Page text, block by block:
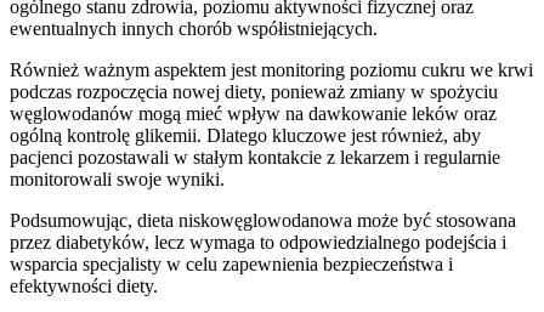
ogólnego stanu zdrowia, poziomu aktywności fizycznej oraz
ewentualnych innych chorób współistniejących.
Również ważnym aspektem jest monitoring poziomu cukru we krwi
podczas rozpoczęcia nowej diety, ponieważ zmiany w spożyciu
węglowodanów mogą mieć wpływ na dawkowanie leków oraz
ogólną kontrolę glikemii. Dlatego kluczowe jest również, aby
pacjenci pozostawali w stałym kontakcie z lekarzem i regularnie
monitorowali swoje wyniki.
Podsumowując, dieta niskowęglowodanowa może być stosowana
przez diabetyków, lecz wymaga to odpowiedzialnego podejścia i
wsparcia specjalisty w celu zapewnienia bezpieczeństwa i
efektywności diety.